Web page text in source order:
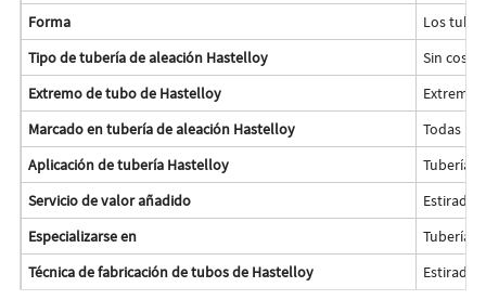
Forma
Los
Tipo de tubería de aleación Hastelloy
Sin
Extremo de tubo de Hastelloy
Extremo
Marcado en tubería de aleación Hastelloy
Todas
Aplicación de tubería Hastelloy
Tubería
Servicio de valor añadido
Estirado
Especializarse en
Tubería
Técnica de fabricación de tubos de Hastelloy
Estirado